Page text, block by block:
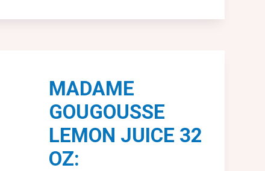
MADAME
GOUGOUSSE
LEMON JUICE 32
OZ: